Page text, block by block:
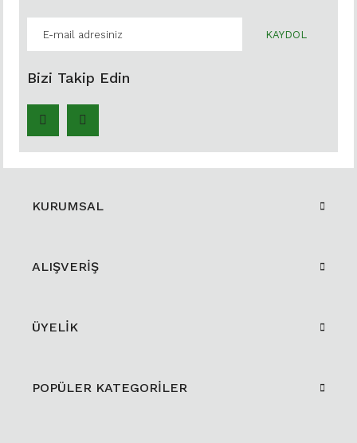
KAYDOL
Bizi Takip Edin
KURUMSAL
ALIŞVERİŞ
ÜYELİK
POPÜLER KATEGORİLER